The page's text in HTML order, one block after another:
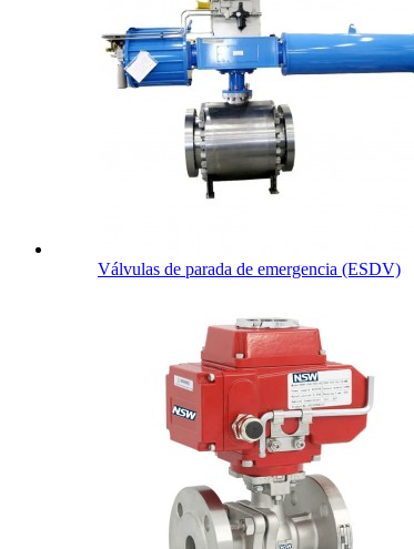
Válvulas de parada de emergencia (ESDV)